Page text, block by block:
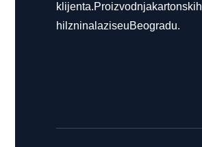
klijenta. Proizvodnja kartonskih
hilzni nalazi se u Beogradu.